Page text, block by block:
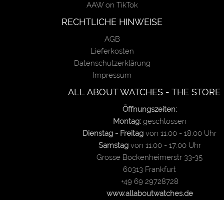
AAW on TikTok
RECHTLICHE HINWEISE
AGB
Lieferkosten
Datenschutzerklärung
Impressum
ALL ABOUT WATCHES - THE STORE
Öffnungszeiten:
Montag: geschlossen
Dienstag - Freitag von 11:00 - 18:00 Uhr
Samstagvon 11:00 - 17:00 Uhr
Grosse Bockenheimerstr 33-35
60313 Frankfurt
+49 69 29728728
www.allaboutwatches.de